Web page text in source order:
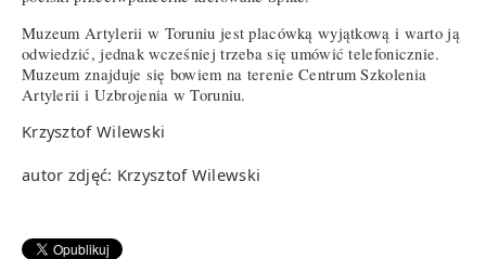
Muzeum Artylerii w Toruniu jest placówką wyjątkową i warto ją
odwiedzić, jednak wcześniej trzeba się umówić telefonicznie.
Muzeum znajduje się bowiem na terenie Centrum Szkolenia
Artylerii i Uzbrojenia w Toruniu.
Krzysztof Wilewski
autor zdjęć: Krzysztof Wilewski